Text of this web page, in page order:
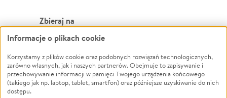
Zbieraj na
Leczenie
Zwierzęta
Pożar
Ukraina
Powódź
Wichura
NGO
Informacje o plikach cookie
Korzystamy z plików cookie oraz podobnych rozwiązań technologicznych,
zarówno własnych, jak i naszych partnerów. Obejmuje to zapisywanie i
przechowywanie informacji w pamięci Twojego urządzenia końcowego
(takiego jak np. laptop, tablet, smartfon) oraz późniejsze uzyskiwanie do nich
dostępu.